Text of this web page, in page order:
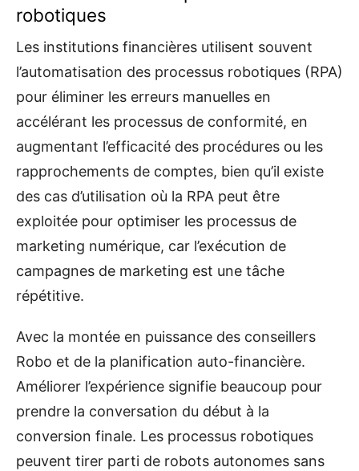
robotiques
Les institutions financières utilisent souvent
l’automatisation des processus robotiques (RPA)
pour éliminer les erreurs manuelles en
accélérant les processus de conformité, en
augmentant l’efficacité des procédures ou les
rapprochements de comptes, bien qu’il existe
des cas d’utilisation où la RPA peut être
exploitée pour optimiser les processus de
marketing numérique, car l’exécution de
campagnes de marketing est une tâche
répétitive.
Avec la montée en puissance des conseillers
Robo et de la planification auto-financière.
Améliorer l’expérience signifie beaucoup pour
prendre la conversation du début à la
conversion finale. Les processus robotiques
peuvent tirer parti de robots autonomes sans